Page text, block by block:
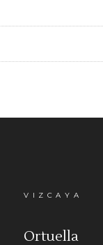
VIZCAYA
Ortuella